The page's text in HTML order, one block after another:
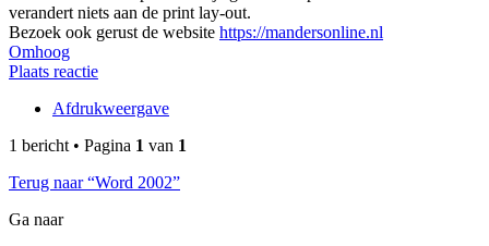
verandert niets aan de print lay-out.
Bezoek ook gerust de website https://mandersonline.nl
Omhoog
Plaats reactie
Afdrukweergave
1 bericht • Pagina 1 van 1
Terug naar “Word 2002”
Ga naar